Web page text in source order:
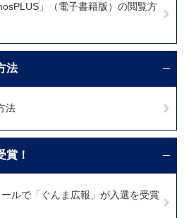
」（電子書籍版）の閲覧方
法
法
賞！
ルで「ぐんま広報」が入選を受賞